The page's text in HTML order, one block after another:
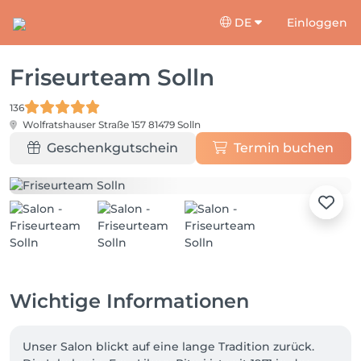
DE Einloggen
Friseurteam Solln
136
Wolfratshauser Straße 157 81479 Solln
Geschenkgutschein Termin buchen
Wichtige Informationen
Unser Salon blickt auf eine lange Tradition zurück.